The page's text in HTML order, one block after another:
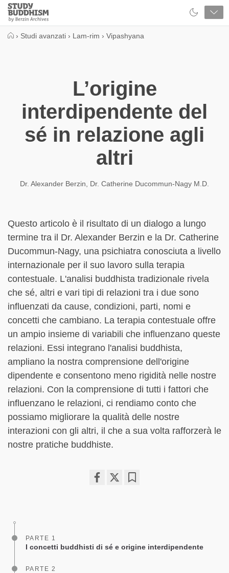
Close
Study
Buddhism
› Studi avanzati › Lam-rim › Vipashyana
L’origine
interdipendente del
sé in relazione agli
altri
Dr. Alexander Berzin Dr. Catherine Ducommun-Nagy M.D.
Questo articolo è il risultato di un dialogo a lungo
termine tra il Dr. Alexander Berzin e la Dr. Catherine
Ducommun-Nagy, una psichiatra conosciuta a livello
internazionale per il suo lavoro sulla terapia
contestuale. L'analisi buddhista tradizionale rivela
che sé, altri e vari tipi di relazioni tra i due sono
influenzati da cause, condizioni, parti, nomi e
concetti che cambiano. La terapia contestuale offre
un ampio insieme di variabili che influenzano queste
relazioni. Essi integrano l'analisi buddhista,
ampliano la nostra comprensione dell'origine
dipendente e consentono meno rigidità nelle nostre
relazioni. Con la comprensione di tutti i fattori che
influenzano le relazioni, ci rendiamo conto che
possiamo migliorare la qualità delle nostre
interazioni con gli altri, il che a sua volta rafforzerà le
nostre pratiche buddhiste.
PARTE 1
I concetti buddhisti di sé e origine interdipendente
PARTE 2